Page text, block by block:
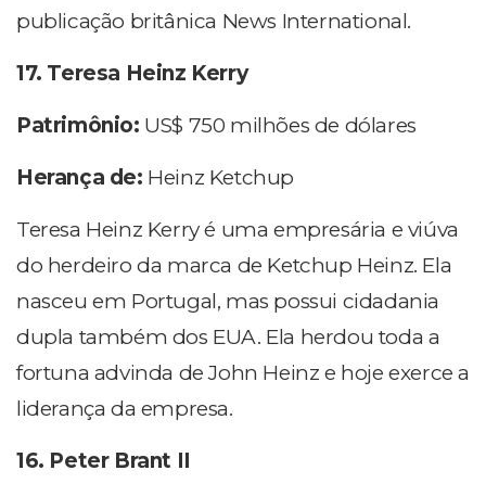
publicação britânica News International.
17. Teresa Heinz Kerry
Patrimônio: US$ 750 milhões de dólares
Herança de: Heinz Ketchup
Teresa Heinz Kerry é uma empresária e viúva
do herdeiro da marca de Ketchup Heinz. Ela
nasceu em Portugal, mas possui cidadania
dupla também dos EUA. Ela herdou toda a
fortuna advinda de John Heinz e hoje exerce a
liderança da empresa.
16. Peter Brant II